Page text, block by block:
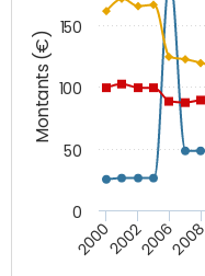
Montants (€)
2000200220062008
0
50
100
150